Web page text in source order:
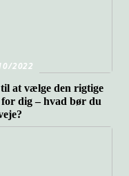
2022
at vælge den rigtige
dig – hvad bør du